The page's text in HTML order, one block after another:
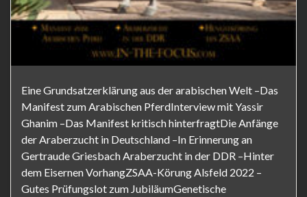
Eine Grundsatzerklärung aus der arabischen Welt –Das
Manifest zum Arabischen PferdInterview mit Yassir
Ghanim –Das Manifest kritisch hinterfragtDie Anfänge
der Araberzucht in Deutschland –In Erinnerung an
Gertraude Griesbach Araberzucht in der DDR –Hinter
dem Eisernen VorhangZSAA-Körung Alsfeld 2022 –
Gutes Prüfungslot zum JubiläumGenetische